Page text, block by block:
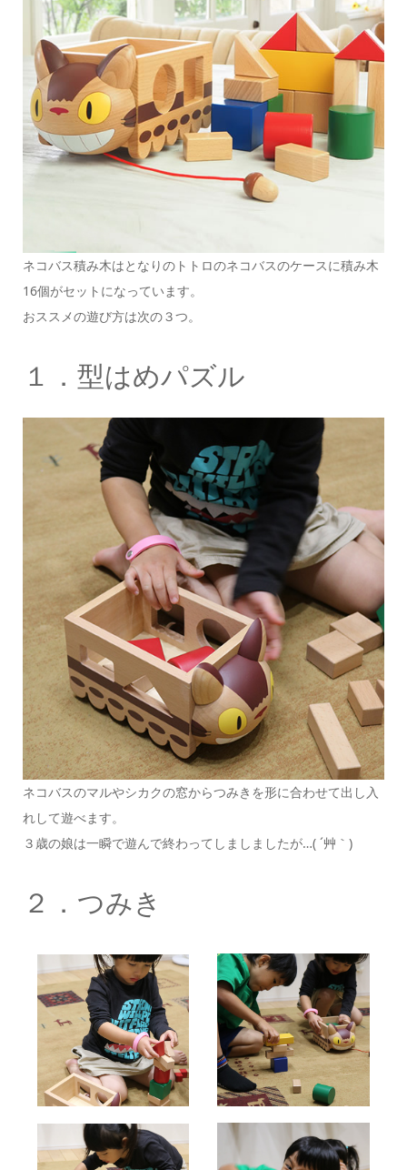
ネコバス積み木はとなりのトトロのネコバスのケースに積み木
16個がセットになっています。
おススメの遊び方は次の３つ。
１．型はめパズル
ネコバスのマルやシカクの窓からつみきを形に合わせて出し入
れして遊べます。
３歳の娘は一瞬で遊んで終わってしましましたが…( ´艸｀)
２．つみき